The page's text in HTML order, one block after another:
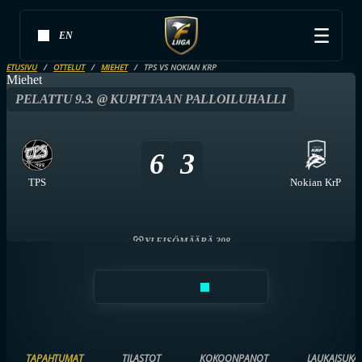
EN
ETUSIVU OTTELUT MIEHET TPS VS NOKIAN KRP
Miehet
PELATTU 9.3. @ KUPITTAAN PALLOILUHALLI
TPS
6 3
Nokian KrP
YLEISÖMÄÄRÄ 398
TAPAHTUMAT TILASTOT KOKOONPANOT